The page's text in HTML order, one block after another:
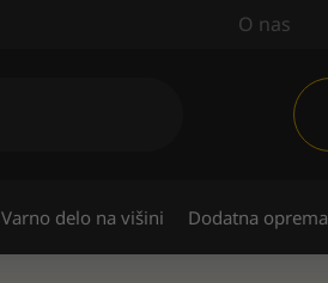
O nas
Varno delo na višini Dodatna oprema